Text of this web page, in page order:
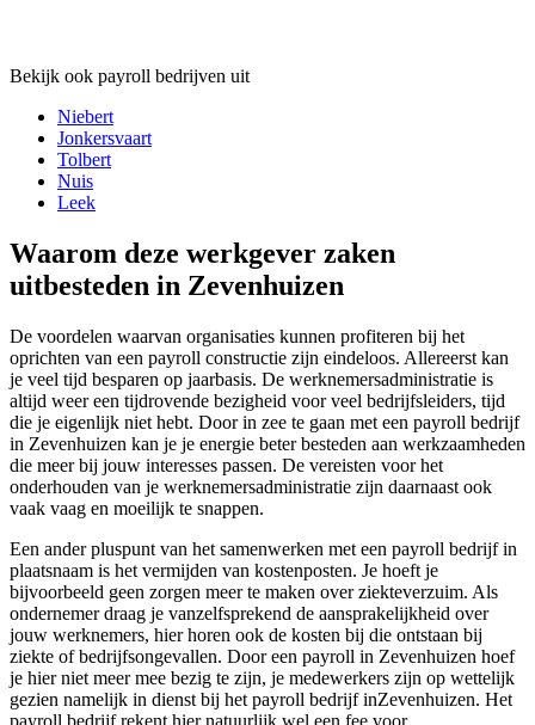
Bekijk ook payroll bedrijven uit
Niebert
Jonkersvaart
Tolbert
Nuis
Leek
Waarom deze werkgever zaken
uitbesteden in Zevenhuizen
De voordelen waarvan organisaties kunnen profiteren bij het
oprichten van een payroll constructie zijn eindeloos. Allereerst kan
je veel tijd besparen op jaarbasis. De werknemersadministratie is
altijd weer een tijdrovende bezigheid voor veel bedrijfsleiders, tijd
die je eigenlijk niet hebt. Door in zee te gaan met een payroll bedrijf
in Zevenhuizen kan je je energie beter besteden aan werkzaamheden
die meer bij jouw interesses passen. De vereisten voor het
onderhouden van je werknemersadministratie zijn daarnaast ook
vaak vaag en moeilijk te snappen.
Een ander pluspunt van het samenwerken met een payroll bedrijf in
plaatsnaam is het vermijden van kostenposten. Je hoeft je
bijvoorbeeld geen zorgen meer te maken over ziekteverzuim. Als
ondernemer draag je vanzelfsprekend de aansprakelijkheid over
jouw werknemers, hier horen ook de kosten bij die ontstaan bij
ziekte of bedrijfsongevallen. Door een payroll in Zevenhuizen hoef
je hier niet meer mee bezig te zijn, je medewerkers zijn op wettelijk
gezien namelijk in dienst bij het payroll bedrijf inZevenhuizen. Het
payroll bedrijf rekent hier natuurlijk wel een fee voor.